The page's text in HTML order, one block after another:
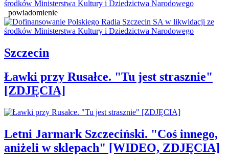
powiadomienie
Szczecin
Ławki przy Rusałce. "Tu jest strasznie"
[ZDJĘCIA]
Letni Jarmark Szczeciński. "Coś innego,
aniżeli w sklepach" [WIDEO, ZDJĘCIA]